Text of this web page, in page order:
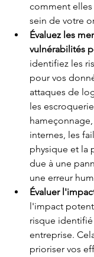
comment
sein de votre
Évaluez les
vulnérabilités
identifiez les
pour vos
attaques de
les
internes, les
physique et la
due à une
une erreur
Évaluer
l'impact
risque identifié
entreprise.
prioriser vos